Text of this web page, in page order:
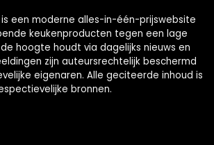
een moderne alles-in-één-prijswebsite
keukenproducten tegen een lage
hoogte houdt via dagelijks nieuws en
zijn auteursrechtelijk beschermd
eigenaren. Alle geciteerde inhoud is
bronnen.